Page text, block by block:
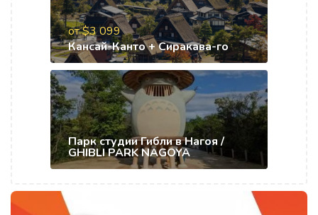
от $3 099
Кансай-Канто + Сиракава-го
Парк студии Гибли в Нагоя /
GHIBLI PARK NAGOYA